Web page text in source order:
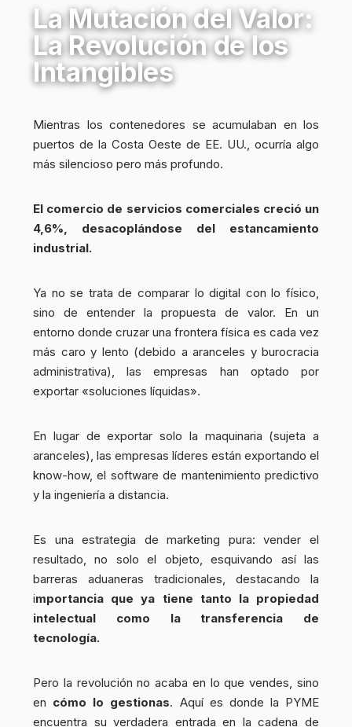
La Mutación del Valor:
La Revolución de los
Intangibles
Mientras los contenedores se acumulaban en los
puertos de la Costa Oeste de EE. UU., ocurría algo
más silencioso pero más profundo.
El comercio de servicios comerciales creció un
4,6%, desacoplándose del estancamiento
industrial.
Ya no se trata de comparar lo digital con lo físico,
sino de entender la propuesta de valor. En un
entorno donde cruzar una frontera física es cada vez
más caro y lento (debido a aranceles y burocracia
administrativa), las empresas han optado por
exportar «soluciones líquidas».
En lugar de exportar solo la maquinaria (sujeta a
aranceles), las empresas líderes están exportando el
know-how, el software de mantenimiento predictivo
y la ingeniería a distancia.
Es una estrategia de marketing pura: vender el
resultado, no solo el objeto, esquivando así las
barreras aduaneras tradicionales, destacando la
importancia que ya tiene tanto la propiedad
intelectual como la transferencia de
tecnología.
Pero la revolución no acaba en lo que vendes, sino
en cómo lo gestionas. Aquí es donde la PYME
encuentra su verdadera entrada en la cadena de